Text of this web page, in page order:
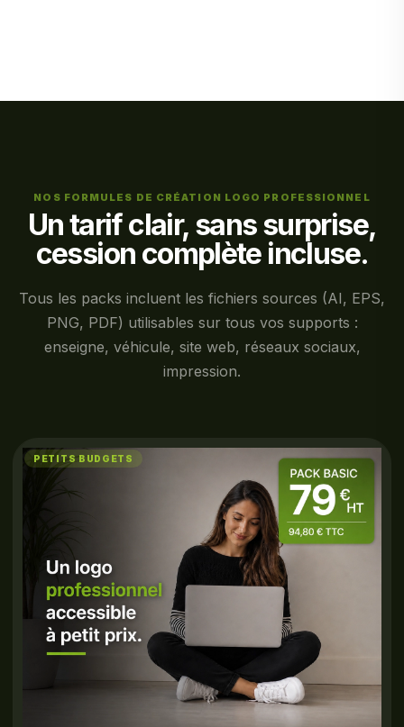
NOS FORMULES DE CRÉATION LOGO PROFESSIONNEL
Un tarif clair, sans surprise,
cession complète incluse.
Tous les packs incluent les fichiers sources (AI, EPS,
PNG, PDF) utilisables sur tous vos supports :
enseigne, véhicule, site web, réseaux sociaux,
impression.
PETITS BUDGETS